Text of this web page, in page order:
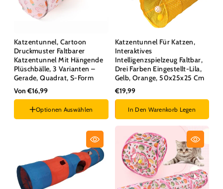
Katzentunnel, Cartoon
Druckmuster Faltbarer
Katzentunnel Mit Hängende
Plüschbälle, 3 Varianten –
Gerade, Quadrat, S-Form
Von €16,99
Optionen Auswählen
Katzentunnel Für Katzen,
Interaktives
Intelligenzspielzeug Faltbar,
Drei Farben Eingestellt-Lila,
Gelb, Orange, 50x25x25 Cm
€19,99
In Den Warenkorb Legen